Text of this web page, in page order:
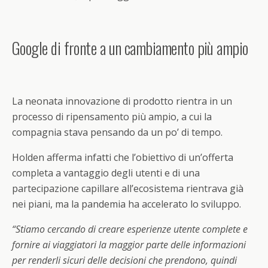
Google di fronte a un cambiamento più ampio
La neonata innovazione di prodotto rientra in un
processo di ripensamento più ampio, a cui la
compagnia stava pensando da un po’ di tempo.
Holden afferma infatti che l’obiettivo di un’offerta
completa a vantaggio degli utenti e di una
partecipazione capillare all’ecosistema rientrava già
nei piani, ma la pandemia ha accelerato lo sviluppo.
“Stiamo cercando di creare esperienze utente complete e
fornire ai viaggiatori la maggior parte delle informazioni
per renderli sicuri delle decisioni che prendono, quindi